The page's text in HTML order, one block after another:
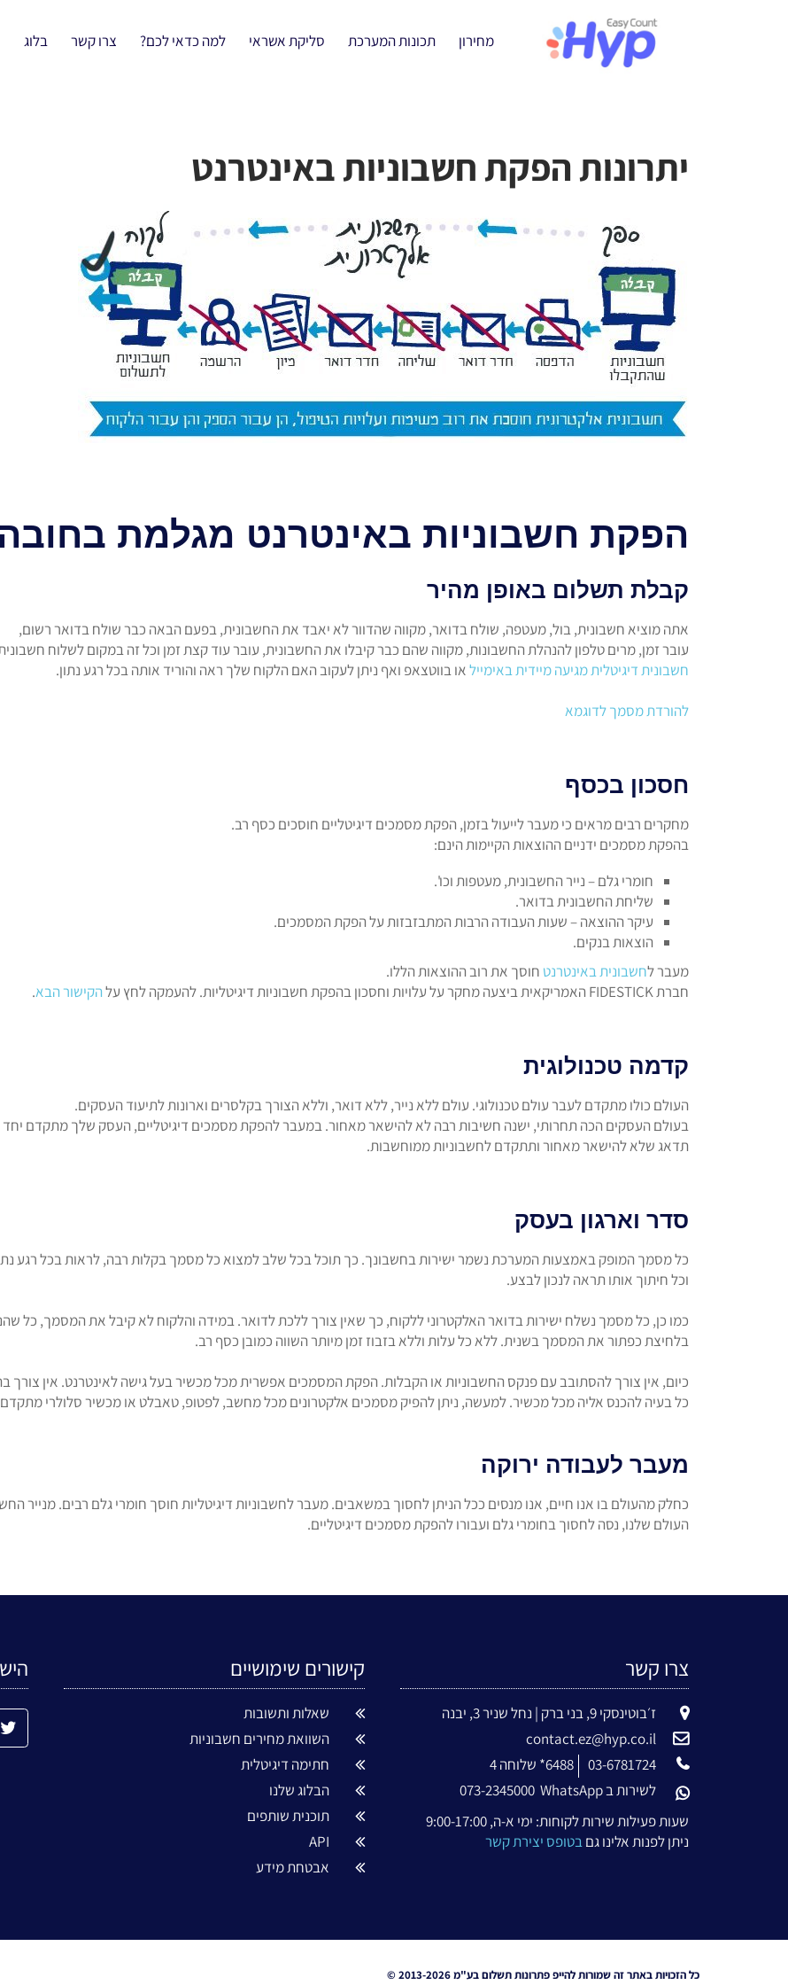
מחירון תכונות המערכת סליקת אשראי למה כדאי לכם? צרו קשר בלוג
יתרונות הפקת חשבוניות באינטרנט
הפקת חשבוניות באינטרנט מגלמת בחובה
קבלת תשלום באופן מהיר
אתה מוציא חשבונית, בול, מעטפה, שולח בדואר, מקווה שהדוור לא יאבד את החשבונית, בפעם הבאה כבר שולח בדואר רשום,
עובר זמן, מרים טלפון להנהלת החשבונות, מקווה שהם כבר קיבלו את החשבונית, עובר עוד קצת זמן וכל זה במקום לשלוח
חשבונית דיגיטלית מגיעה מיידית באימיילאו בווטצאפ ואף ניתן לעקוב האם הלקוח שלך ראה והוריד אותה בכל רגע נתון.
להורדת מסמך לדוגמא
חסכון בכסף
מחקרים רבים מראים כי מעבר לייעול בזמן, הפקת מסמכים דיגיטליים חוסכים כסף רב.
בהפקת מסמכים ידניים ההוצאות הקיימות הינם:
חומרי גלם – נייר החשבונית, מעטפות וכו'.
שליחת החשבונית בדואר.
עיקר ההוצאה – שעות העבודה הרבות המתבזבזות על הפקת המסמכים.
הוצאות בנקים.
מעבר לחשבונית באינטרנט חוסך את רוב ההוצאות הללו.
חברת FIDESTICK האמריקאית ביצעה מחקר על עלויות וחסכון בהפקת חשבוניות דיגיטליות. להעמקה לחץ על
הקישור הבא.
קדמה טכנולוגית
העולם כולו מתקדם לעבר עולם טכנולוגי. עולם ללא נייר, ללא דואר, וללא הצורך בקלסרים וארונות לתיעוד העסקים.
בעולם העסקים הכה תחרותי, ישנה חשיבות רבה לא להישאר מאחור. במעבר להפקת מסמכים דיגיטליים, העסק שלך מתקדם
תדאג שלא להישאר מאחור ותתקדם לחשבוניות ממוחשבות.
סדר וארגון בעסק
כל מסמך המופק באמצעות המערכת נשמר ישירות בחשבונך. כך תוכל בכל שלב למצוא כל מסמך בקלות רבה, לראות בכל רגע
וכל חיתוך אותו תראה לנכון לבצע.
כמו כן, כל מסמך נשלח ישירות בדואר האלקטרוני ללקוח, כך שאין צורך ללכת לדואר. במידה והלקוח לא קיבל את המסמך, כל
בלחיצת כפתור את המסמך בשנית. ללא כל עלות וללא בזבוז זמן מיותר השווה כמובן כסף רב.
כל בעיה להכנס אליה מכל מכשיר. למעשה, ניתן להפיק מסמכים אלקטרונים מכל מחשב, לפטופ, טאבלט או מכשיר סלולרי
מעבר לעבודה ירוקה
כחלק מהעולם בו אנו חיים, אנו מנסים ככל הניתן לחסוך במשאבים. מעבר לחשבוניות דיגיטליות חוסך חומרי גלם רבים. מנייר
העולם שלנו, נסה לחסוך בחומרי גלם ועבורו להפקת מסמכים דיגיטליים.
צרו קשר
ז׳בוטינסקי 9, בני ברק | נחל שניר 3, יבנה
contact.ez@hyp.co.il
03-6781724
6488* שלוחה 4
לשירות ב WhatsApp
073-2345000
שעות פעילות שירות לקוחות: ימי א-ה, 9:00-17:00
ניתן לפנות אלינו גםבטופס יצירת קשר
קישורים שימושיים
שאלות ותשובות
השוואת מחירים חשבוניות
חתימה דיגיטלית
הבלוג שלנו
תוכנית שותפים
API
אבטחת מידע
כל הזכויות באתר זה שמורות להייפ פתרונות תשלום בע"מ 2013-2026 ©